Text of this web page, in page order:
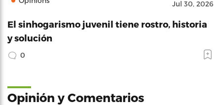
Jul 30, 2026
El sinhogarismo juvenil tiene rostro, historia
y solución
0
Opinión y Comentarios